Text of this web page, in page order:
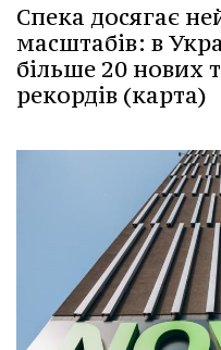
Спека досягає
масштабів: в
більше 20 нових
рекордів (карта)